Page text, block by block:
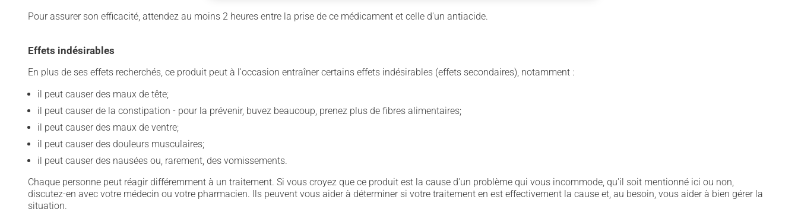
Pour assurer son efficacité, attendez au moins 2 heures entre la prise de ce médicament et celle d'un antiacide.
Effets indésirables
En plus de ses effets recherchés, ce produit peut à l'occasion entraîner certains effets indésirables (effets secondaires), notamment :
il peut causer des maux de tête;
il peut causer de la constipation - pour la prévenir, buvez beaucoup, prenez plus de fibres alimentaires;
il peut causer des maux de ventre;
il peut causer des douleurs musculaires;
il peut causer des nausées ou, rarement, des vomissements.
Chaque personne peut réagir différemment à un traitement. Si vous croyez que ce produit est la cause d'un problème qui vous incommode, qu'il soit mentionné ici ou non,
discutez-en avec votre médecin ou votre pharmacien. Ils peuvent vous aider à déterminer si votre traitement en est effectivement la cause et, au besoin, vous aider à bien gérer la
situation.